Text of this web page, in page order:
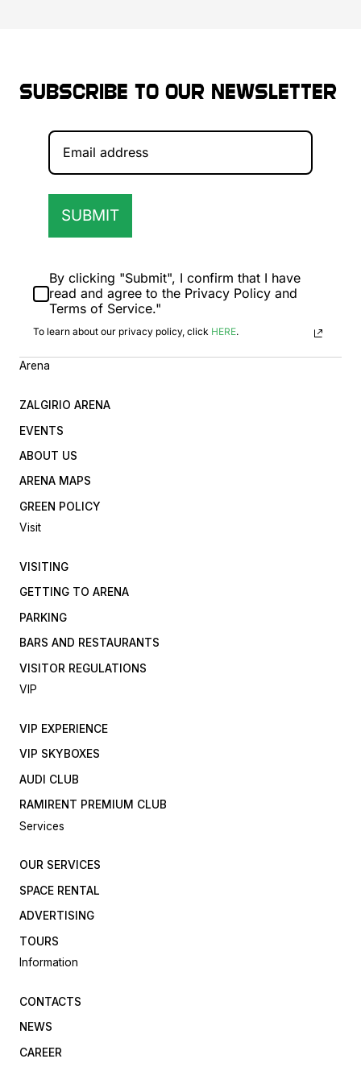
Subscribe to our newsletter
SUBMIT
By clicking "Submit", I confirm that I have
read and agree to the Privacy Policy and
Terms of Service."
To learn about our privacy policy, click HERE.
Arena
ZALGIRIO ARENA
EVENTS
ABOUT US
ARENA MAPS
GREEN POLICY
Visit
VISITING
GETTING TO ARENA
PARKING
BARS AND RESTAURANTS
VISITOR REGULATIONS
VIP
VIP EXPERIENCE
VIP SKYBOXES
AUDI CLUB
RAMIRENT PREMIUM CLUB
Services
OUR SERVICES
SPACE RENTAL
ADVERTISING
TOURS
Information
CONTACTS
NEWS
CAREER